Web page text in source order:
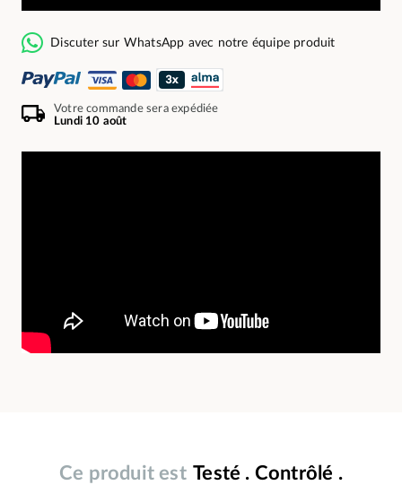
Discuter sur WhatsApp avec notre équipe produit
Votre commande sera expédiée
Lundi 10 août
Ce produit est Testé . Contrôlé .